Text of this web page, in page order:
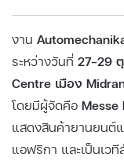
งาน
ระหว่างวันที่ 27–29
Centre เมือง
โดยมีผู้จัดคือ Messe
แสดงสินค้ายานยนต์
แอฟริกา และเป็นเว